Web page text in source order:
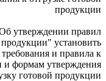
продукции
утверждении правил
установить
и правила к
и формам утверждения
готовой продукции